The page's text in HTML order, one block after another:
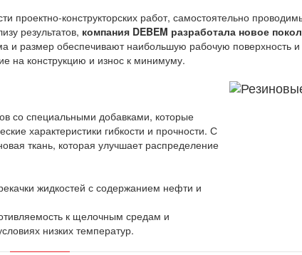
проектно-конструкторских работ, самостоятельно
результатов, компания DEBEM разработала новое
и размер обеспечивают наибольшую рабочую поверхность
на конструкцию и износ к минимуму.
со специальными добавками, которые
характеристики гибкости и прочности. С
ткань, которая улучшает распределение
жидкостей с содержанием нефти и
к щелочным средам и
низких температур.